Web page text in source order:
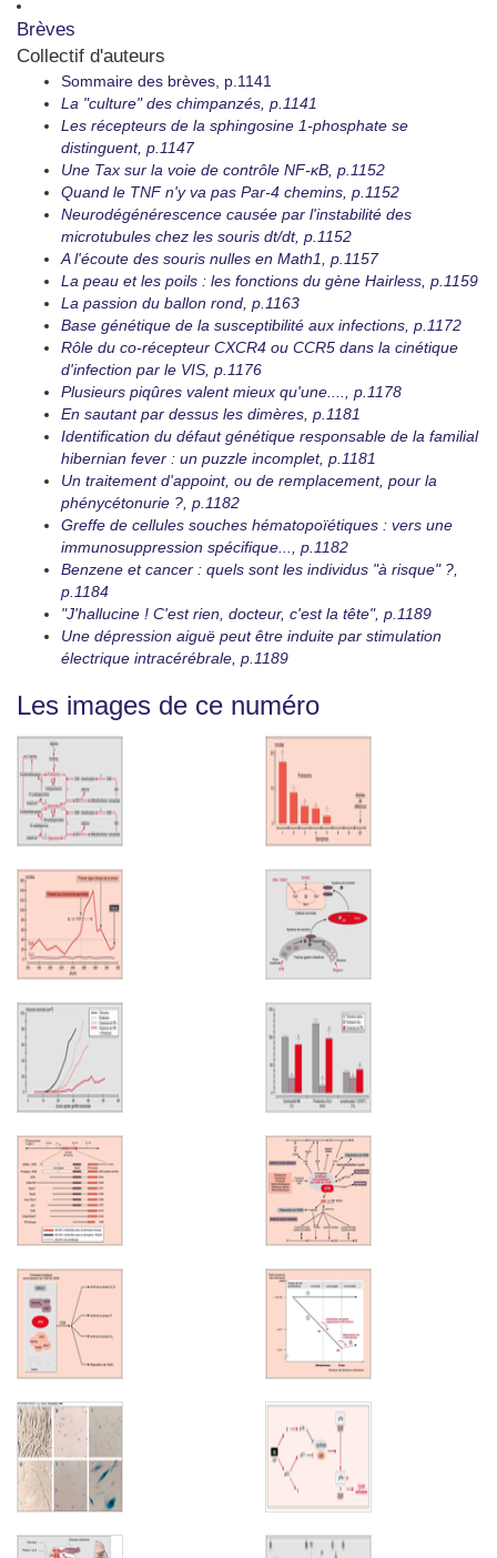
Brèves
Collectif d'auteurs
Sommaire des brèves, p.1141
La "culture" des chimpanzés, p.1141
Les récepteurs de la sphingosine 1-phosphate se
distinguent, p.1147
Une Tax sur la voie de contrôle NF-κB, p.1152
Quand le TNF n'y va pas Par-4 chemins, p.1152
Neurodégénérescence causée par l'instabilité des
microtubules chez les souris dt/dt, p.1152
A l'écoute des souris nulles en Math1, p.1157
La peau et les poils : les fonctions du gène Hairless, p.1159
La passion du ballon rond, p.1163
Base génétique de la susceptibilité aux infections, p.1172
Rôle du co-récepteur CXCR4 ou CCR5 dans la cinétique
d'infection par le VIS, p.1176
Plusieurs piqûres valent mieux qu'une...., p.1178
En sautant par dessus les dimères, p.1181
Identification du défaut génétique responsable de la familial
hibernian fever : un puzzle incomplet, p.1181
Un traitement d'appoint, ou de remplacement, pour la
phénycétonurie ?, p.1182
Greffe de cellules souches hématopoïétiques : vers une
immunosuppression spécifique..., p.1182
Benzene et cancer : quels sont les individus "à risque" ?,
p.1184
"J'hallucine ! C'est rien, docteur, c'est la tête", p.1189
Une dépression aiguë peut être induite par stimulation
électrique intracérébrale, p.1189
Les images de ce numéro